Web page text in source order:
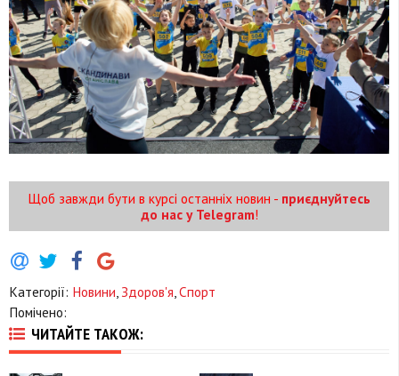
Щоб завжди бути в курсі останніх новин - приєднуйтесь
до нас у Telegram!
Категорії: Новини, Здоров'я,Спорт
Помічено:
ЧИТАЙТЕ ТАКОЖ: